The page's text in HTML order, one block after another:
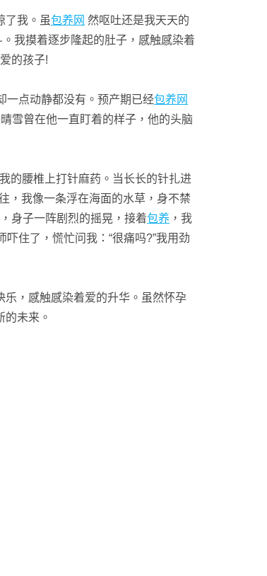
了我。虽包养网 然呕吐还是我天天的
我摸着逐步隆起的肚子，感触感染着
的孩子!
点动静都没有。预产期已经包养网
雪曾在他一直盯着的样子，他的头脑
的腰椎上打针麻药。当长长的针扎进
，我像一条浮在海面的水草，身不禁
身子一阵剧烈的摇晃，接着包养 ，我
住了，慌忙问我：“很痛吗?”我用劲
，感触感染着爱的升华。虽然怀孕
的未来。